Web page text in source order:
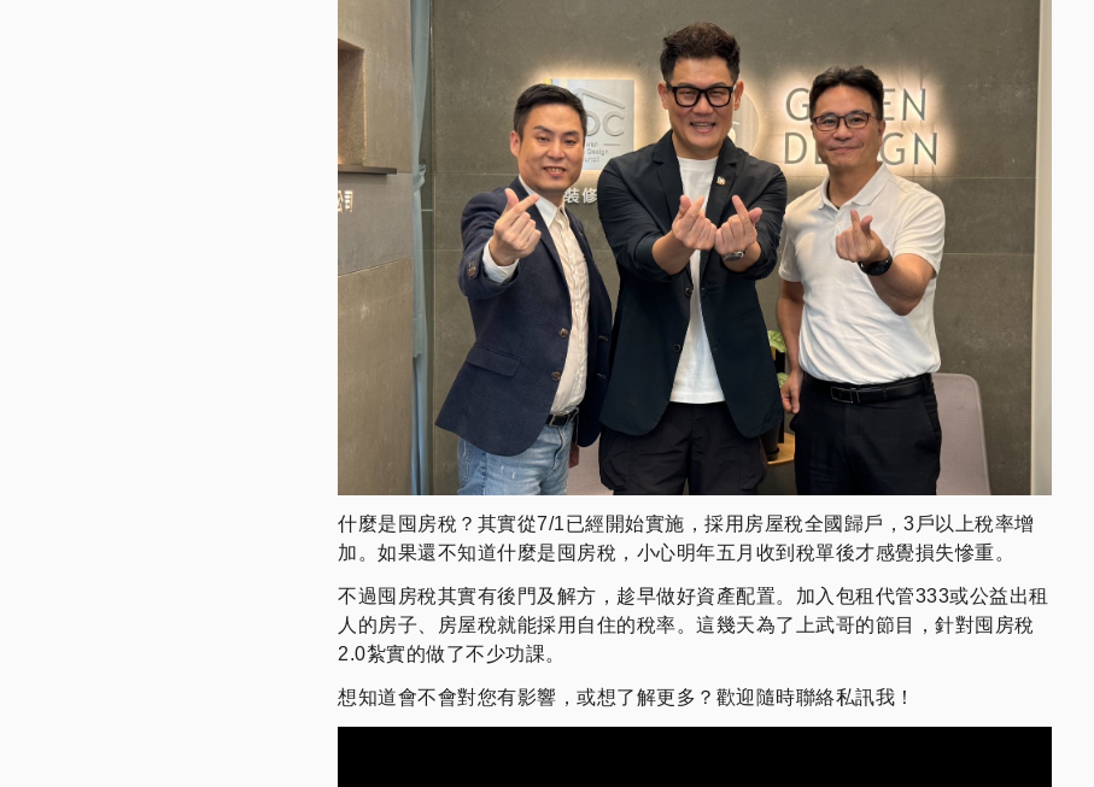
什麼是囤房稅？其實從7/1已經開始實施，採用房屋稅全國歸戶，3戶以上稅率增
加。如果還不知道什麼是囤房稅，小心明年五月收到稅單後才感覺損失慘重。
不過囤房稅其實有後門及解方，趁早做好資產配置。加入包租代管333或公益出租
人的房子、房屋稅就能採用自住的稅率。這幾天為了上武哥的節目，針對囤房稅
2.0紮實的做了不少功課。
想知道會不會對您有影響，或想了解更多？歡迎隨時聯絡私訊我！